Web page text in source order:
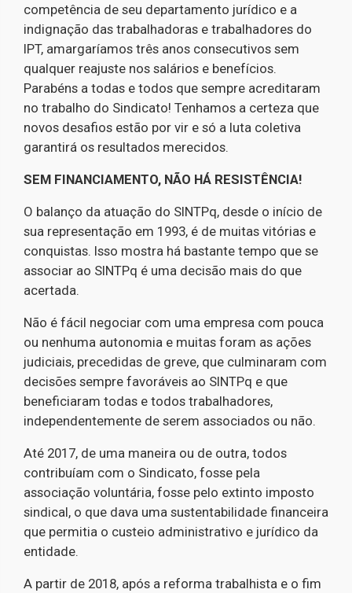
competência de seu departamento jurídico e a
indignação das trabalhadoras e trabalhadores do
IPT, amargaríamos três anos consecutivos sem
qualquer reajuste nos salários e benefícios.
Parabéns a todas e todos que sempre acreditaram
no trabalho do Sindicato! Tenhamos a certeza que
novos desafios estão por vir e só a luta coletiva
garantirá os resultados merecidos.
SEM FINANCIAMENTO, NÃO HÁ RESISTÊNCIA!
O balanço da atuação do SINTPq, desde o início de
sua representação em 1993, é de muitas vitórias e
conquistas. Isso mostra há bastante tempo que se
associar ao SINTPq é uma decisão mais do que
acertada.
Não é fácil negociar com uma empresa com pouca
ou nenhuma autonomia e muitas foram as ações
judiciais, precedidas de greve, que culminaram com
decisões sempre favoráveis ao SINTPq e que
beneficiaram todas e todos trabalhadores,
independentemente de serem associados ou não.
Até 2017, de uma maneira ou de outra, todos
contribuíam com o Sindicato, fosse pela
associação voluntária, fosse pelo extinto imposto
sindical, o que dava uma sustentabilidade financeira
que permitia o custeio administrativo e jurídico da
entidade.
A partir de 2018, após a reforma trabalhista e o fim